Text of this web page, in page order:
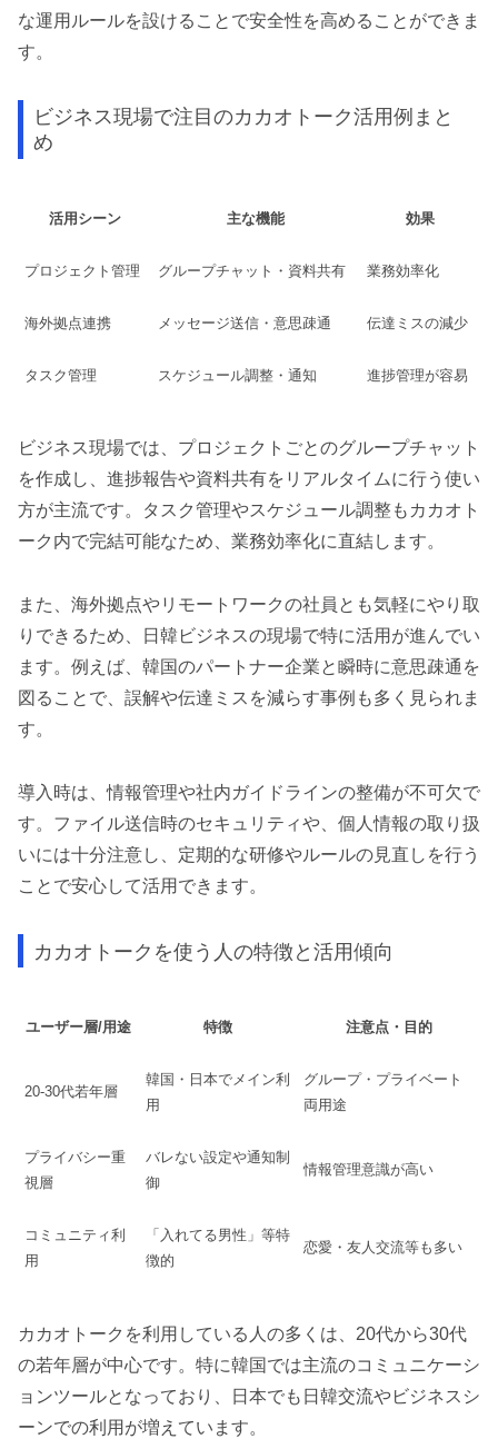
な運用ルールを設けることで安全性を高めることができま
す。
ビジネス現場で注目のカカオトーク活用例まと
め
活用シーン 主な機能 効果
プロジェクト管理 グループチャット・資料共有 業務効率化
海外拠点連携 メッセージ送信・意思疎通 伝達ミスの減少
タスク管理 スケジュール調整・通知 進捗管理が容易
ビジネス現場では、プロジェクトごとのグループチャット
を作成し、進捗報告や資料共有をリアルタイムに行う使い
方が主流です。タスク管理やスケジュール調整もカカオト
ーク内で完結可能なため、業務効率化に直結します。
また、海外拠点やリモートワークの社員とも気軽にやり取
りできるため、日韓ビジネスの現場で特に活用が進んでい
ます。例えば、韓国のパートナー企業と瞬時に意思疎通を
図ることで、誤解や伝達ミスを減らす事例も多く見られま
す。
導入時は、情報管理や社内ガイドラインの整備が不可欠で
す。ファイル送信時のセキュリティや、個人情報の取り扱
いには十分注意し、定期的な研修やルールの見直しを行う
ことで安心して活用できます。
カカオトークを使う人の特徴と活用傾向
ユーザー層/用途 特徴 注意点・目的
20-30代若年層
韓国・日本でメイン利
用
グループ・プライベート
両用途
プライバシー重
視層
バレない設定や通知制
御
情報管理意識が高い
コミュニティ利
用
「入れてる男性」等特
徴的
恋愛・友人交流等も多い
カカオトークを利用している人の多くは、20代から30代
の若年層が中心です。特に韓国では主流のコミュニケーシ
ョンツールとなっており、日本でも日韓交流やビジネスシ
ーンでの利用が増えています。